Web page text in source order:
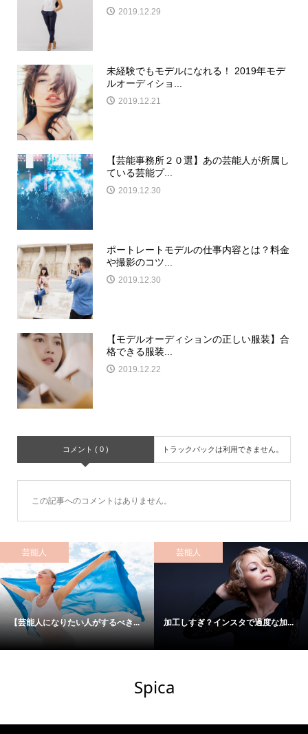
2019.12.29
未経験でもモデルになれる！ 2019年モデ
ルオーディショ...
2019.12.21
【芸能事務所２０選】あの芸能人が所属し
ている芸能プ...
2019.12.30
ポートレートモデルの仕事内容とは？料金
や撮影のコツ...
2019.12.30
【モデルオーディションの正しい服装】合
格できる服装...
2019.12.22
コメント ( 0 ) トラックバックは利用できません。
この記事へのコメントはありません。
芸能人
【芸能人になりたい人がするべき...
芸能人
加工しすぎ？インスタで過度な加...
Spica